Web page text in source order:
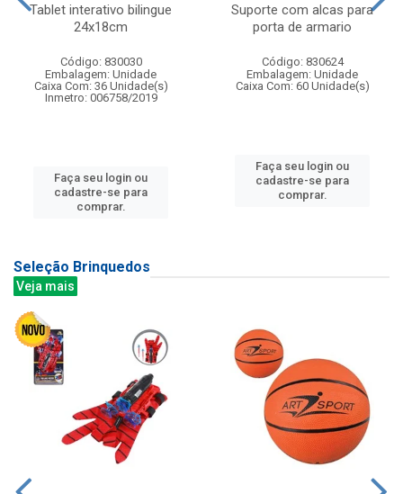
Tablet interativo bilingue
24x18cm
Código: 830030
Embalagem: Unidade
Caixa Com: 36 Unidade(s)
Inmetro: 006758/2019
Faça seu login ou
cadastre-se para
comprar.
Suporte com alcas para
porta de armario
Código: 830624
Embalagem: Unidade
Caixa Com: 60 Unidade(s)
Faça seu login ou
cadastre-se para
comprar.
Seleção Brinquedos
Veja mais